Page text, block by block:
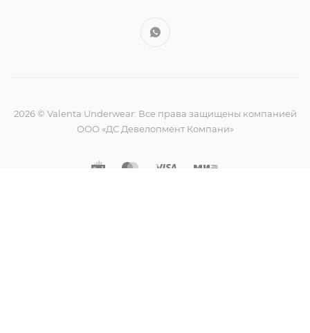
2026 © Valenta Underwear: Все права защищены компанией
ООО «ДС Девелопмент Компани»